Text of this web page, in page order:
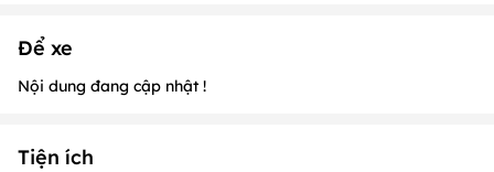
Để xe
Nội dung đang cập nhật !
Tiện ích